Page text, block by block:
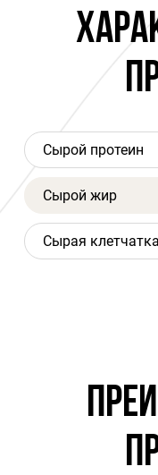
Сырой протеин
Сырой жир
Сырая клетчатка